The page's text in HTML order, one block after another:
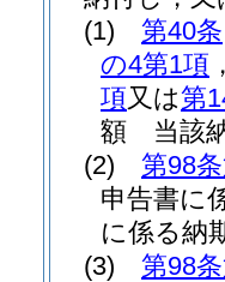
(1)
第40条
の4第1項
項又は第
額 当該
(2)
第98
申告書に
に係る納
(3)
第98